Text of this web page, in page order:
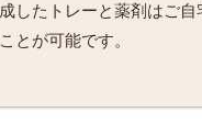
成したトレーと薬剤はご自
ことが可能です。